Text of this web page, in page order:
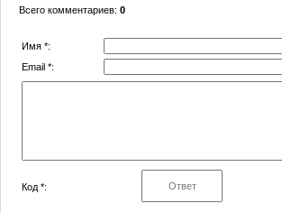
Всего комментариев: 0
Имя *:
Email *:
Код *: